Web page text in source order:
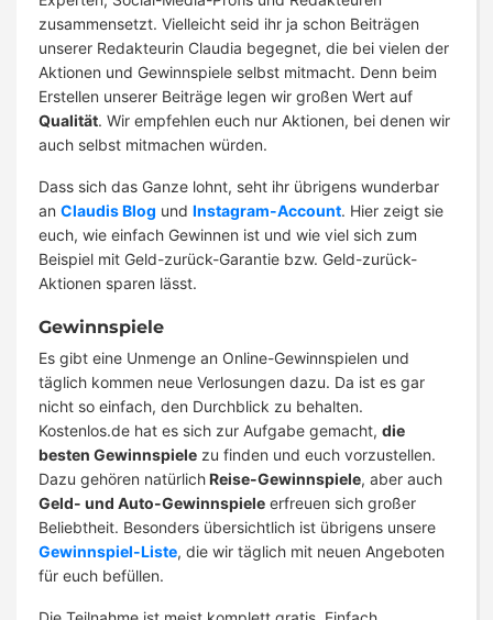
zusammensetzt. Vielleicht seid ihr ja schon Beiträgen
unserer Redakteurin Claudia begegnet, die bei vielen der
Aktionen und Gewinnspiele selbst mitmacht. Denn beim
Erstellen unserer Beiträge legen wir großen Wert auf
Qualität. Wir empfehlen euch nur Aktionen, bei denen wir
auch selbst mitmachen würden.
Dass sich das Ganze lohnt, seht ihr übrigens wunderbar
an Claudis Blog und Instagram-Account. Hier zeigt sie
euch, wie einfach Gewinnen ist und wie viel sich zum
Beispiel mit Geld-zurück-Garantie bzw. Geld-zurück-
Aktionen sparen lässt.
Gewinnspiele
Es gibt eine Unmenge an Online-Gewinnspielen und
täglich kommen neue Verlosungen dazu. Da ist es gar
nicht so einfach, den Durchblick zu behalten.
Kostenlos.de hat es sich zur Aufgabe gemacht, die
besten Gewinnspiele zu finden und euch vorzustellen.
Dazu gehören natürlichReise-Gewinnspiele, aber auch
Geld- und Auto-Gewinnspiele erfreuen sich großer
Beliebtheit. Besonders übersichtlich ist übrigens unsere
Gewinnspiel-Liste, die wir täglich mit neuen Angeboten
für euch befüllen.